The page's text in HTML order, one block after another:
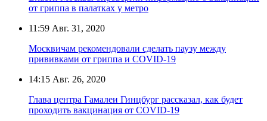
от гриппа в палатках у метро
11:59 Авг. 31, 2020
Москвичам рекомендовали сделать паузу между
прививками от гриппа и COVID-19
14:15 Авг. 26, 2020
Глава центра Гамалеи Гинцбург рассказал, как будет
проходить вакцинация от COVID-19